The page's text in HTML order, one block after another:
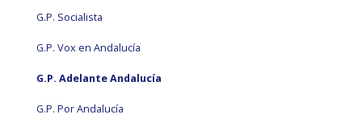
G.P. Socialista
G.P. Vox en Andalucía
G.P. Adelante Andalucía
G.P. Por Andalucía